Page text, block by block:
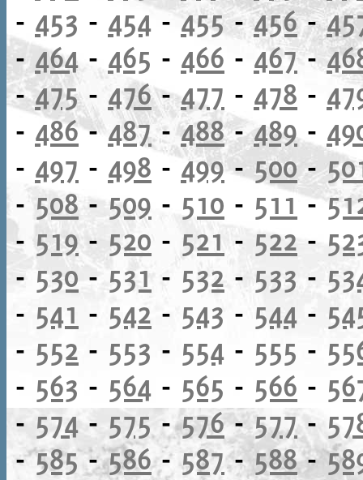
- 453 - 454 -455-456-
- 464 - 465 - 466 - 467-
-475- 476-477 - 478 -
- 486-487-488-489-
- 497 - 498 -499- 500-
- 508- 509 - 510 - 511-
-519- 520 - 521 - 522 -
- 530- 531 - 532 - 533 -
- 541 - 542 - 543 - 544 -
- 552 - 553 - 554 - 555 -
- 563 - 564 - 565 - 566 -
- 574 - 575-576-577-
-585-586- 587-588-